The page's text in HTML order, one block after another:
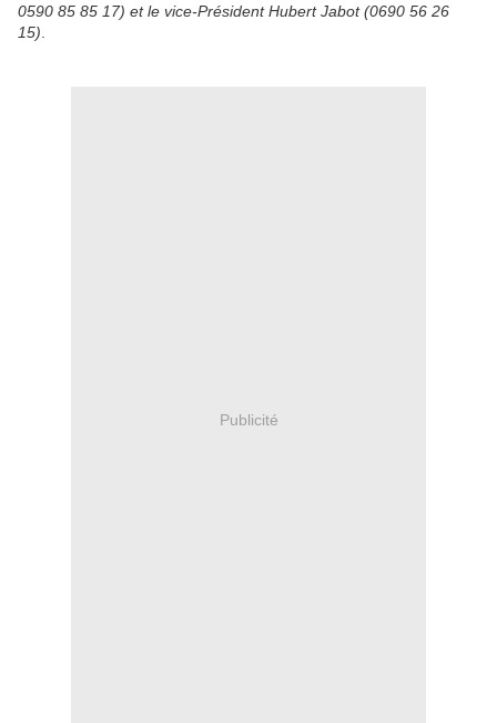
0590 85 85 17) et le vice-Président Hubert Jabot (0690 56 26
15)
Publicité